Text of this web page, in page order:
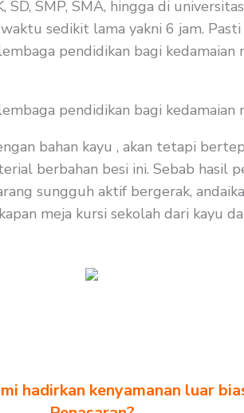
SMP, SMA, hingga di
sedikit lama yakni 6 jam.
pendidikan bagi kedamaian
pendidikan bagi kedamaian
bahan kayu , akan tetapi
berbahan besi ini. Sebab hasil
sungguh aktif bergerak,
meja kursi sekolah dari kayu
hadirkan kenyamanan luar